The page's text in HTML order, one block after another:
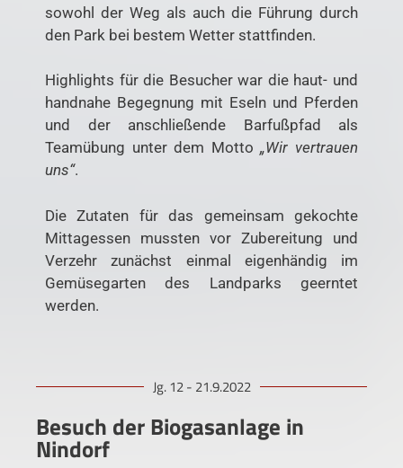
sowohl der Weg als auch die Führung durch
den Park bei bestem Wetter stattfinden.
Highlights für die Besucher war die haut- und
handnahe Begegnung mit Eseln und Pferden
und der anschließende Barfußpfad als
Teamübung unter dem Motto„Wir vertrauen
uns“.
Die Zutaten für das gemeinsam gekochte
Mittagessen mussten vor Zubereitung und
Verzehr zunächst einmal eigenhändig im
Gemüsegarten des Landparks geerntet
werden.
Jg. 12 - 21.9.2022
Besuch der Biogasanlage in
Nindorf